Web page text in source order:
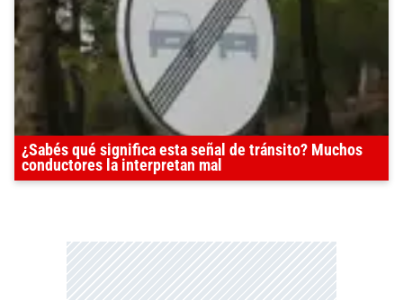
¿Sabés qué significa esta señal de tránsito? Muchos
conductores la interpretan mal